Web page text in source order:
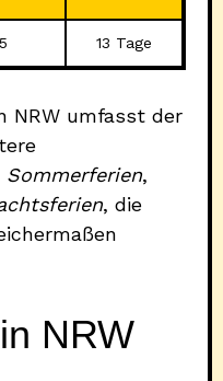
13 Tage
NRW umfasst der
Sommerferien,
, die
NRW